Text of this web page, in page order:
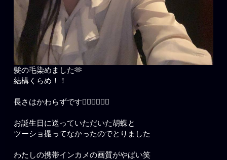
髪の毛染めました🫶
結構くらめ！！
長さはかわらずです🙂‍↕️🙂‍↕️🙂‍↕️
お誕生日に送っていただいた胡蝶と
ツーショ撮ってなかったのでとりました
わたしの携帯インカメの画質がやばい笑